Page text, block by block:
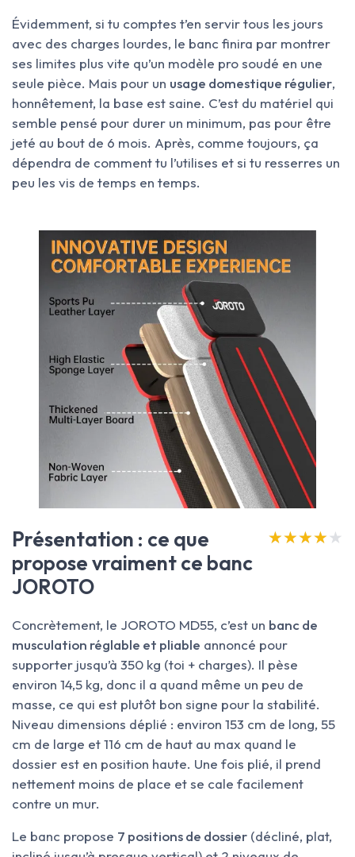
Évidemment, si tu comptes t’en servir tous les jours
avec des charges lourdes, le banc finira par montrer
ses limites plus vite qu’un modèle pro soudé en une
seule pièce. Mais pour un usage domestique régulier,
honnêtement, la base est saine. C’est du matériel qui
semble pensé pour durer un minimum, pas pour être
jeté au bout de 6 mois. Après, comme toujours, ça
dépendra de comment tu l’utilises et si tu resserres un
peu les vis de temps en temps.
Présentation : ce que
propose vraiment ce banc
JOROTO
★★★★★
★★★★★
Concrètement, le JOROTO MD55, c’est un banc de
musculation réglable et pliable annoncé pour
supporter jusqu’à 350 kg (toi + charges). Il pèse
environ 14,5 kg, donc il a quand même un peu de
masse, ce qui est plutôt bon signe pour la stabilité.
Niveau dimensions déplié : environ 153 cm de long, 55
cm de large et 116 cm de haut au max quand le
dossier est en position haute. Une fois plié, il prend
nettement moins de place et se cale facilement
contre un mur.
Le banc propose 7 positions de dossier (décliné, plat,